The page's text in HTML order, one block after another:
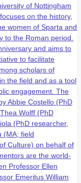
of Nottingham
on the history,
women of Sparta and
to the Roman period.
and aims to
to facilitate
scholars of
the field and as a tool
engagement. The
Abbie Costello (PhD
Wolff (PhD
(PhD researcher,
(MA; field
Culture) on behalf of
are the world-
Professor Ellen
Emeritus William